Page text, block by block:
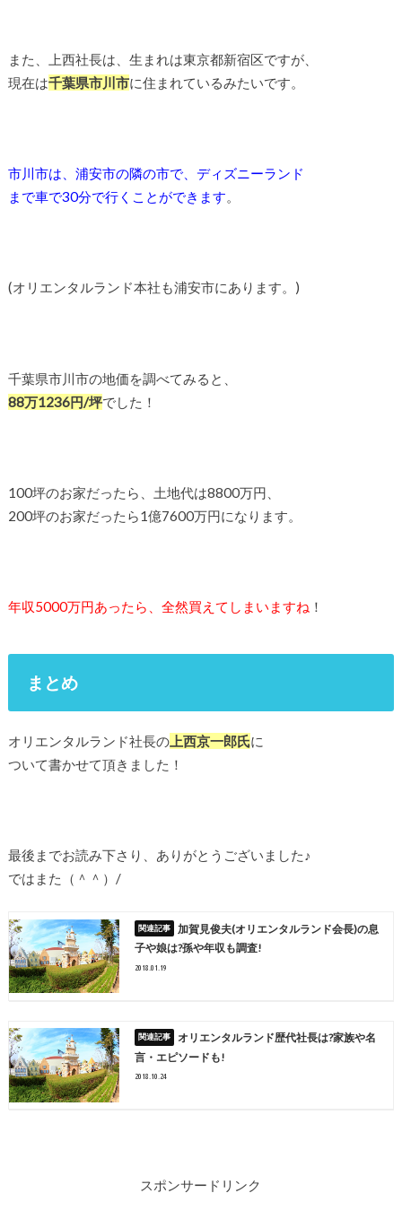
また、上西社長は、生まれは東京都新宿区ですが、
現在は千葉県市川市に住まれているみたいです。
市川市は、浦安市の隣の市で、ディズニーランド
まで車で30分で行くことができます。
(オリエンタルランド本社も浦安市にあります。)
千葉県市川市の地価を調べてみると、
88万1236円/坪でした！
100坪のお家だったら、土地代は8800万円、
200坪のお家だったら1億7600万円になります。
年収5000万円あったら、全然買えてしまいますね ！
まとめ
オリエンタルランド社長の上西京一郎氏に
ついて書かせて頂きました！
最後までお読み下さり、ありがとうございました♪
ではまた（＾＾）/
加賀見俊夫(オリエンタルランド会長)の息
子や娘は?孫や年収も調査!
2018.01.19
オリエンタルランド歴代社長は?家族や名
言・エピソードも!
2018.10.24
スポンサードリンク